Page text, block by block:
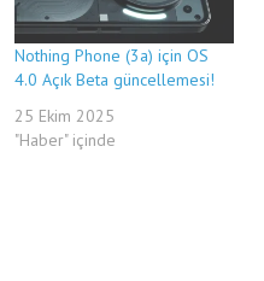
Nothing Phone (3a) için OS
4.0 Açık Beta güncellemesi!
25 Ekim 2025
"Haber" içinde